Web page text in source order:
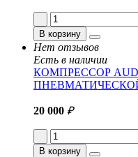
В корзину
Нет отзывов
Есть в наличии
КОМПРЕССОР AUDI
20 000 ₽
В корзину